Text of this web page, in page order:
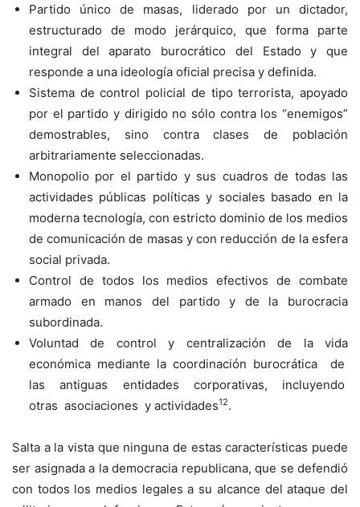
Partido único de masas, liderado por un dictador,
estructurado de modo jerárquico, que forma parte
integral del aparato burocrático del Estado y que
responde a una ideología oficial precisa y definida.
Sistema de control policial de tipo terrorista, apoyado
por el partido y dirigido no sólo contra los “enemigos”
demostrables, sino contra clases de población
arbitrariamente seleccionadas.
Monopolio por el partido y sus cuadros de todas las
actividades públicas políticas y sociales basado en la
moderna tecnología, con estricto dominio de los medios
de comunicación de masas y con reducción de la esfera
social privada.
Control de todos los medios efectivos de combate
armado en manos del partido y de la burocracia
subordinada.
Voluntad de control y centralización de la vida
económica mediante la coordinación burocrática de
las antiguas entidades corporativas, incluyendo
otras asociaciones y actividades12.
Salta a la vista que ninguna de estas características puede
ser asignada a la democracia republicana, que se defendió
con todos los medios legales a su alcance del ataque del